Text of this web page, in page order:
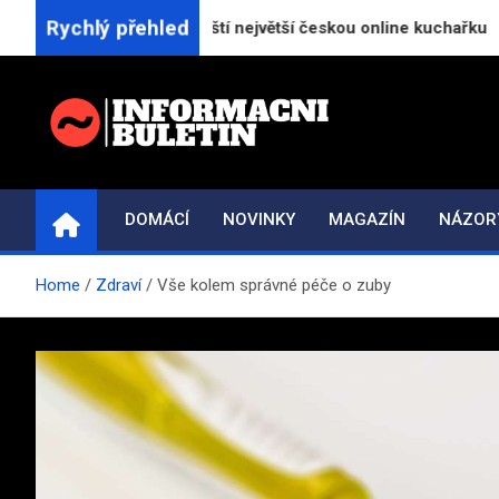
Rychlý přehled
spouští největší českou online kuchařku
INFORMAČNÍ-
DOMÁCÍ NOVINKY MAGAZÍN
Home Zdraví Vše kolem správné péče o zuby